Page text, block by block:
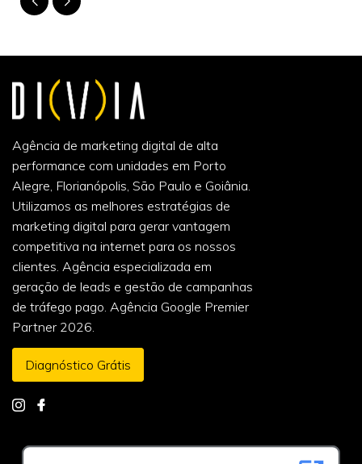
Agência de marketing digital de alta
performance com unidades em Porto
Alegre, Florianópolis, São Paulo e Goiânia.
Utilizamos as melhores estratégias de
marketing digital para gerar vantagem
competitiva na internet para os nossos
clientes. Agência especializada em
geração de leads e gestão de campanhas
de tráfego pago. Agência Google Premier
Partner 2026.
Diagnóstico Grátis